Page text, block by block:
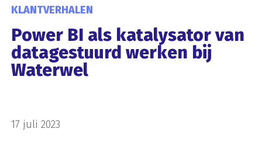
KLANTVERHALEN
Power BI als katalysator van
datagestuurd werken bij
Waterwel
17 juli 2023